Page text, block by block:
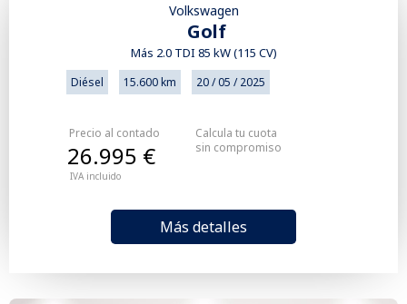
Volkswagen
Golf
Más 2.0 TDI 85 kW (115 CV)
Diésel 15.600 km 20 / 05 / 2025
Precio al contado
IVA incluido
26.995 €
Más detalles
Calcula tu cuota
sin compromiso